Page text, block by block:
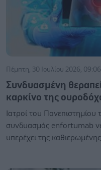
Πέμπτη, 30 Ιουλίου 2026, 09:06
Συνδυασμένη
καρκίνο της
Ιατροί του
συνδυασμός enfortumab
υπερέχει της